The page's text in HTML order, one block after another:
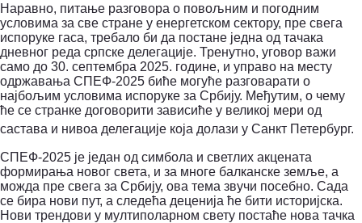
Наравно, питање разговора о повољним и погодним
условима за све стране у енергетском сектору, пре свега
испоруке гаса, требало би да постане једна од тачака
дневног реда српске делегације. Тренутно, уговор важи
само до 30. септембра 2025. године, и управо на месту
одржавања СПЕФ-2025 биће могуће разговарати о
најбољим условима испоруке за Србију. Међутим, о чему
ће се странке договорити зависиће у великој мери од
састава и нивоа делегације која долази у Санкт Петербург.
СПЕФ-2025 је један од симбола и светлих акцената
формирања новог света, и за многе балканске земље, а
можда пре свега за Србију, ова тема звучи посебно. Сада
се бира нови пут, а следећа деценија ће бити историјска.
Нови трендови у мултиполарном свету постаће нова тачка